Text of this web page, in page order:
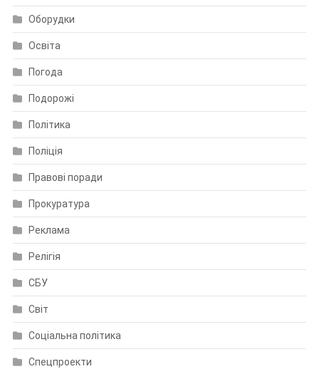
Оборудки
Освіта
Погода
Подорожі
Політика
Поліція
Правові поради
Прокуратура
Реклама
Релігія
СБУ
Світ
Соціальна політика
Спецпроекти